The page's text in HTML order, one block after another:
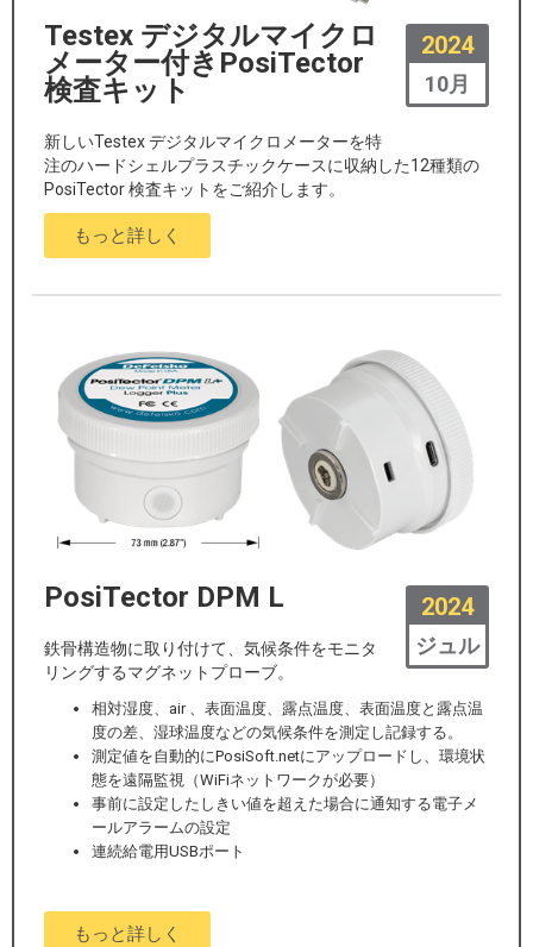
2024
10月
Testex デジタルマイクロ
メーター付きPosiTector
検査キット
新しいTestex デジタルマイクロメーターを特
注のハードシェルプラスチックケースに収納した12種類の
PosiTector 検査キットをご紹介します。
もっと詳しく
2024
ジュル
PosiTector DPM L
鉄骨構造物に取り付けて、気候条件をモニタ
リングするマグネットプローブ。
相対湿度、air 、表面温度、露点温度、表面温度と露点温
度の差、湿球温度などの気候条件を測定し記録する。
測定値を自動的にPosiSoft.netにアップロードし、環境状
態を遠隔監視（WiFiネットワークが必要）
事前に設定したしきい値を超えた場合に通知する電子メ
ールアラームの設定
連続給電用USBポート
もっと詳しく